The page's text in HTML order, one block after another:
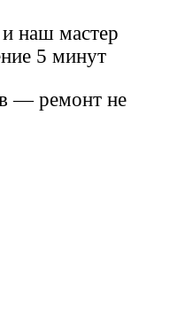
и наш мастер
5 минут
— ремонт не